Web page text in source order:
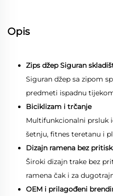
Opis
Zips džep Siguran
Siguran džep sa zipom
predmeti ispadnu
Biciklizam i trčanje
Multifunkcionalni prsluk
šetnju, fitnes teretanu i
Dizajn ramena bez
Široki dizajn trake bez
ramena čak i za
OEM i prilagođeni